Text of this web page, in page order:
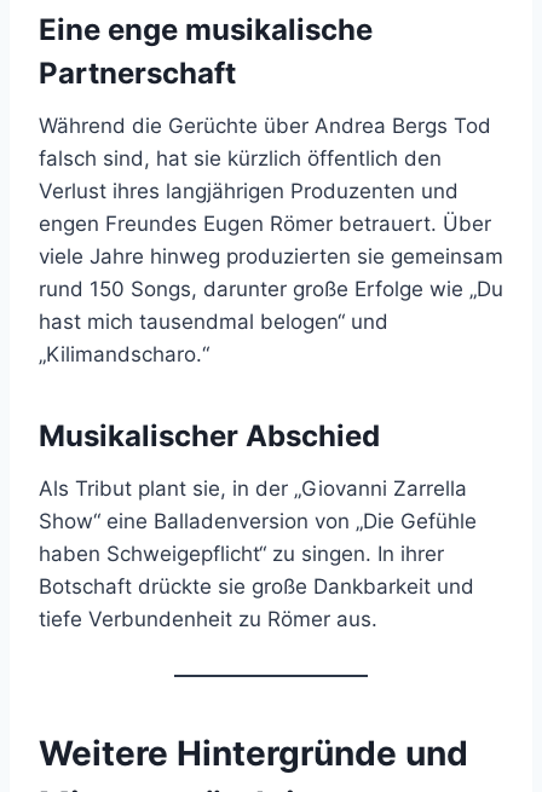
Eine enge musikalische
Partnerschaft
Während die Gerüchte über Andrea Bergs Tod
falsch sind, hat sie kürzlich öffentlich den
Verlust ihres langjährigen Produzenten und
engen Freundes Eugen Römer betrauert. Über
viele Jahre hinweg produzierten sie gemeinsam
rund 150 Songs, darunter große Erfolge wie „Du
hast mich tausendmal belogen“ und
„Kilimandscharo.“
Musikalischer Abschied
Als Tribut plant sie, in der „Giovanni Zarrella
Show“ eine Balladenversion von „Die Gefühle
haben Schweigepflicht“ zu singen. In ihrer
Botschaft drückte sie große Dankbarkeit und
tiefe Verbundenheit zu Römer aus.
Weitere Hintergründe und